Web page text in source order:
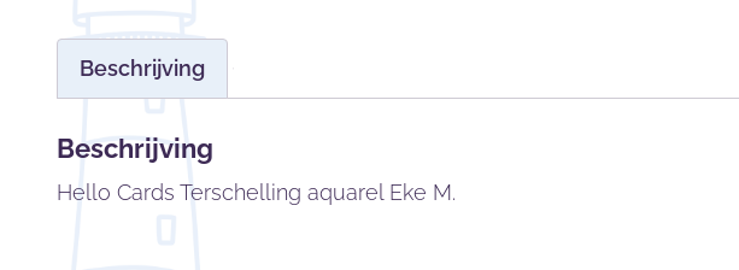
Beschrijving
Beschrijving
Hello Cards Terschelling aquarel Eke M.